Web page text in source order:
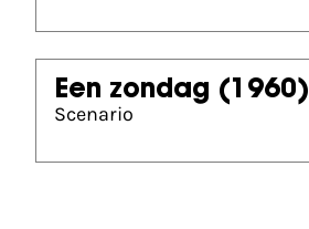
Een zondag (1960)
Scenario